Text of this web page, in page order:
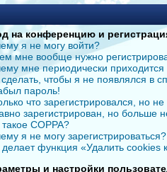
на конференцию и
я не могу войти?
мне вообще нужно
мне периодически
сделать, чтобы я не появлялся в
пароль!
что зарегистрировался, но
зарегистрирован, но больше
такое COPPA?
я не могу зарегистрироваться?
делает функция «Удалить cookies
и настройки